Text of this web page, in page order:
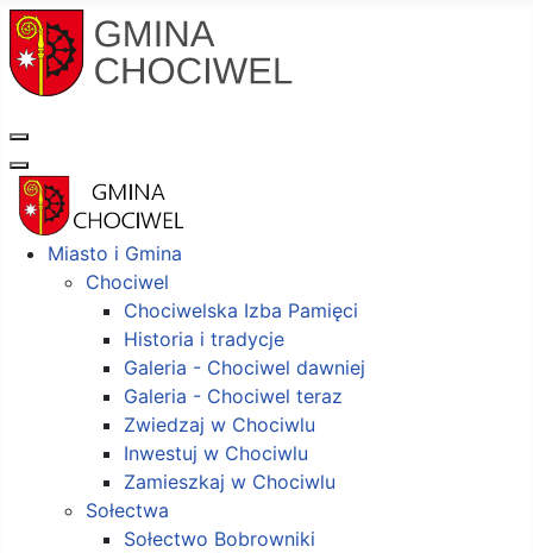
Miasto i Gmina
Chociwel
Chociwelska Izba Pamięci
Historia i tradycje
Galeria - Chociwel dawniej
Galeria - Chociwel teraz
Zwiedzaj w Chociwlu
Inwestuj w Chociwlu
Zamieszkaj w Chociwlu
Sołectwa
Sołectwo Bobrowniki